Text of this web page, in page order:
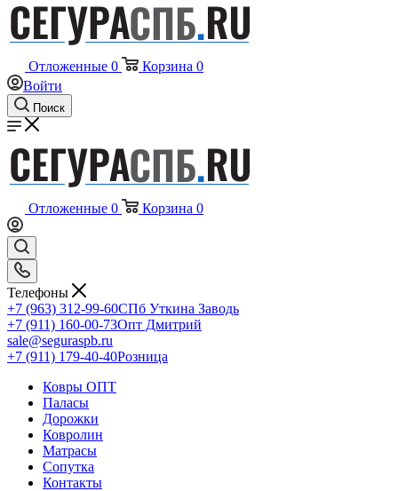
Отложенные 0 Корзина 0
Войти
Поиск
Отложенные 0 Корзина 0
Телефоны
+7 (963) 312-99-60СПб Уткина Заводь
+7 (911) 160-00-73Опт Дмитрий
sale@seguraspb.ru
+7 (911) 179-40-40Розница
Ковры ОПТ
Паласы
Дорожки
Ковролин
Матрасы
Сопутка
Контакты